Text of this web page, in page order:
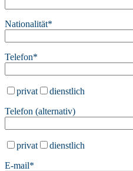
Nationalität*
Telefon*
privat
dienstlich
Telefon (alternativ)
privat
dienstlich
E-mail*